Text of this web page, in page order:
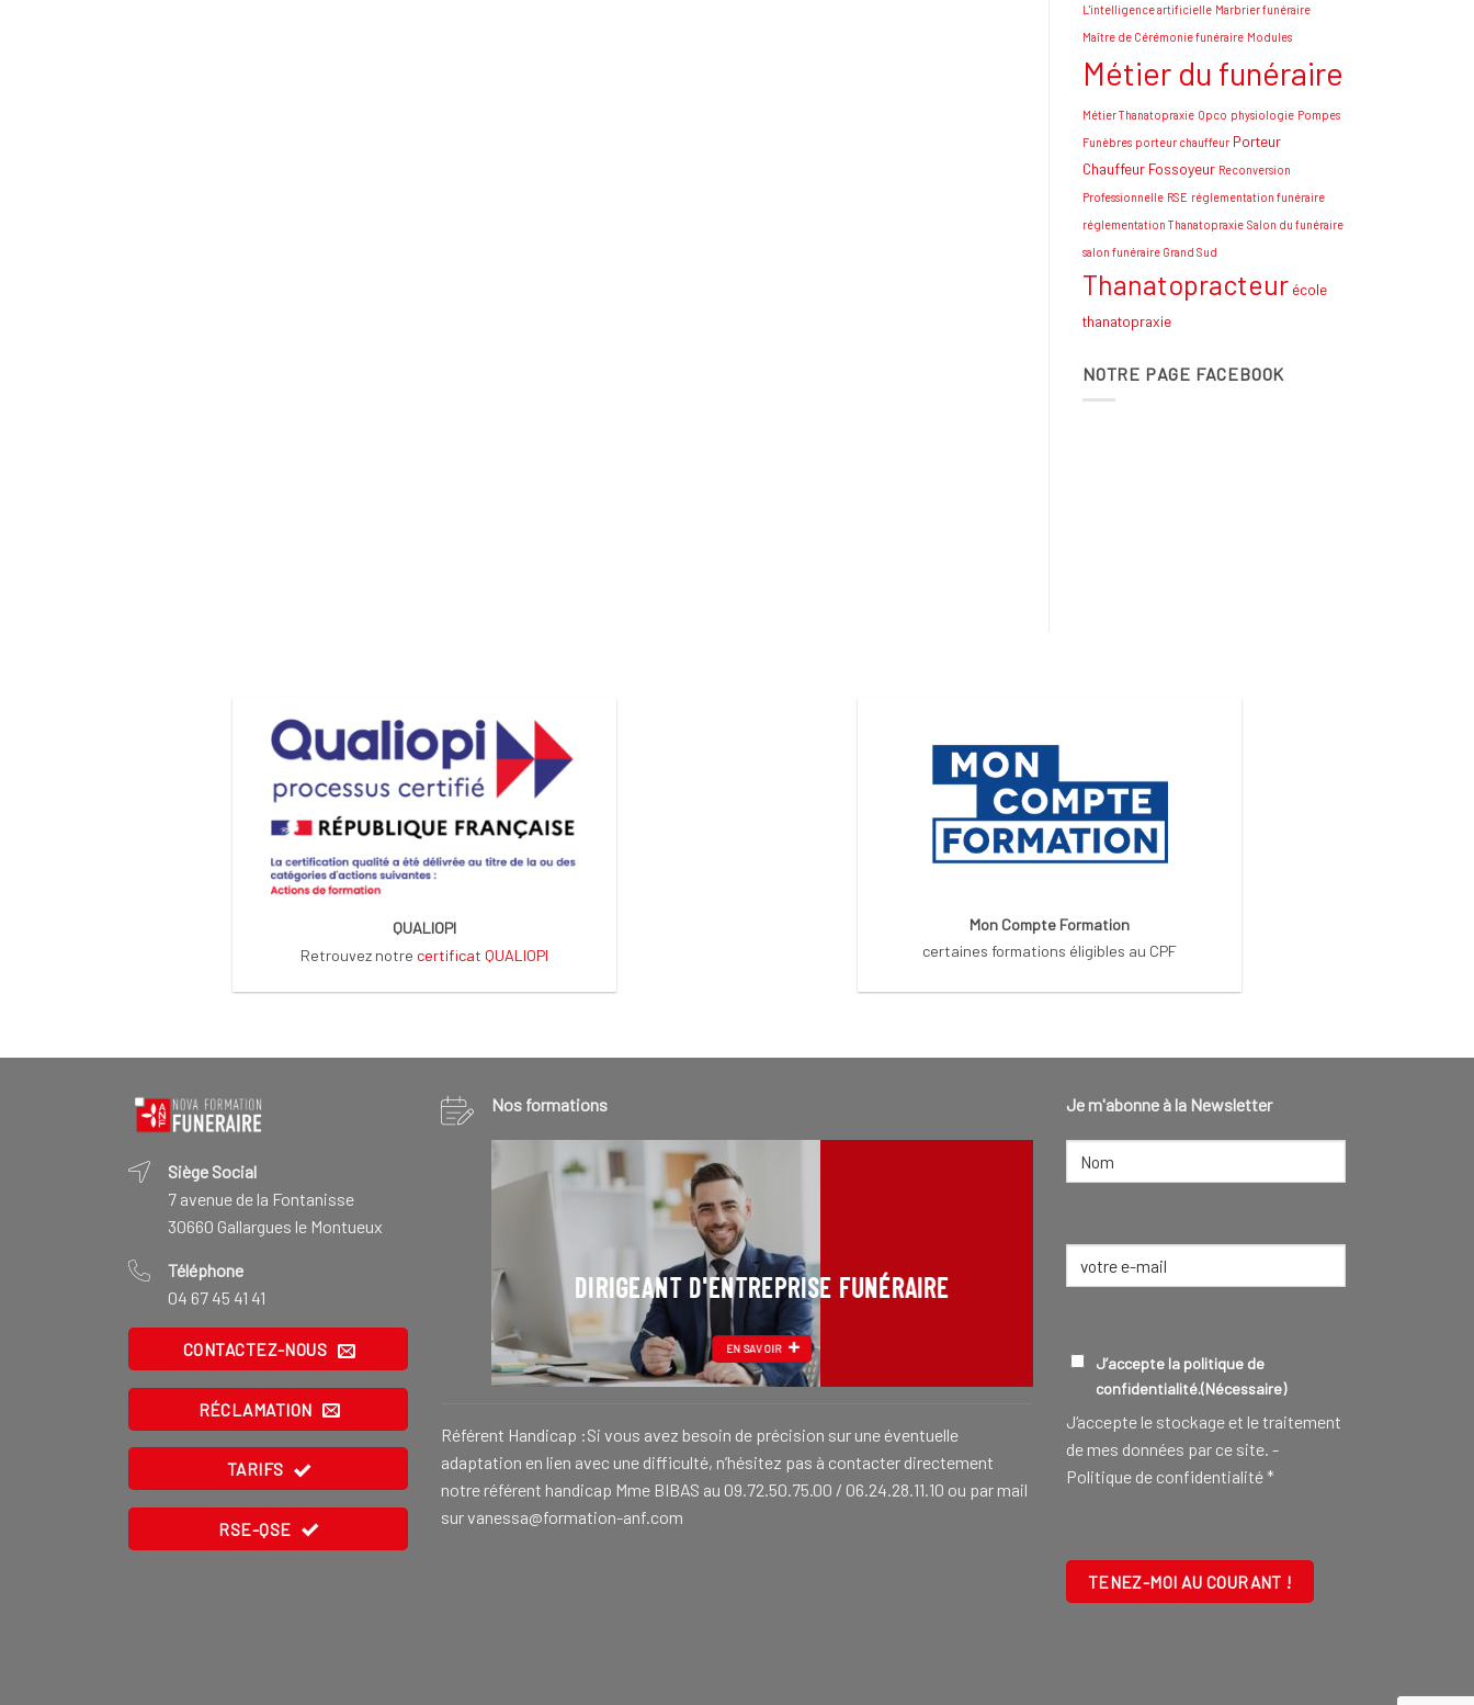
L'intelligence artificielle Marbrier funéraire
Maître de Cérémonie funéraire Modules
Métier du funéraire
Métier Thanatopraxie Opco physiologie Pompes
Funèbres porteur chauffeur Porteur
Chauffeur Fossoyeur Reconversion
Professionnelle RSE réglementation funéraire
réglementation Thanatopraxie Salon du funéraire
salon funéraire Grand Sud
Thanatopracteur école
thanatopraxie
NOTRE PAGE FACEBOOK
QUALIOPI
Retrouvez notre certificat QUALIOPI
Mon Compte Formation
certaines formations éligibles au CPF
Siège Social
7 avenue de la Fontanisse
30660 Gallargues le Montueux
Téléphone
04 67 45 41 41
CONTACTEZ-NOUS
RÉCLAMATION
TARIFS
RSE-QSE
Nos formations
DIRIGEANT D'ENTREPRISE FUNÉRAIRE
EN SAVOIR
CONSEILLER FUNÉRAIRE
Référent Handicap :Si vous avez besoin de précision sur une éventuelle
adaptation en lien avec une difficulté, n’hésitez pas à contacter directement
notre référent handicap Mme BIBAS au 09.72.50.75.00 / 06.24.28.11.10 ou par mail
sur vanessa@formation-anf.com
Je m'abonne à la Newsletter
NOM
RGPD(NÉCESSAIRE)
J’accepte la politique de
confidentialité.(Nécessaire)
J‘accepte le stockage et le traitement
de mes données par ce site. -
Politique de confidentialité*